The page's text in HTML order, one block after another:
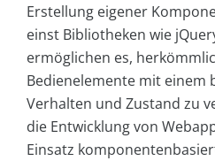
Erstellung eigener
einst Bibliotheken wie
ermöglichen es,
Bedienelemente mit einem
Verhalten und Zustand zu
die Entwicklung von
Einsatz